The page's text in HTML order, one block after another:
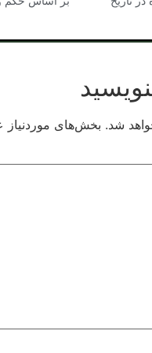
شد. بخش‌های موردنیاز